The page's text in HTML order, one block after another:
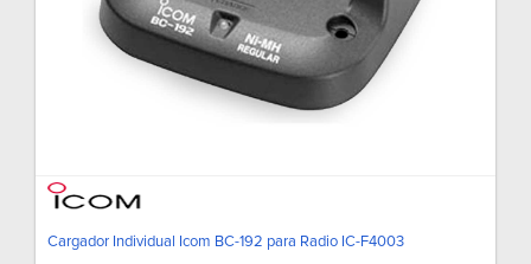
Cargador Individual Icom BC-192 para Radio IC-F4003